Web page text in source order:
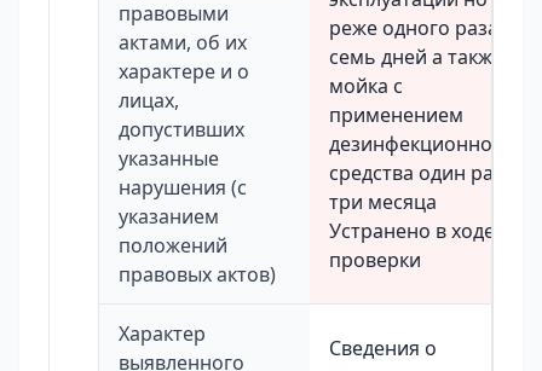
правовыми
актами, об их
характере и о
лицах,
допустивших
указанные
нарушения (с
указанием
положений
правовых актов)
реже одного раза в
семь дней а также ее
мойка с
применением
дезинфекционного
средства один раз в
три месяца
Устранено в ходе
проверки
Характер
выявленного
Сведения о